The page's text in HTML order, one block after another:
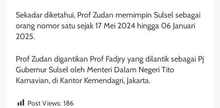
Sekadar diketahui, Prof Zudan memimpin Sulsel sebagai
orang nomor satu sejak 17 Mei 2024 hingga 06 Januari
2025.
Prof Zudan digantikan Prof Fadjry yang dilantik sebagai Pj
Gubernur Sulsel oleh Menteri Dalam Negeri Tito
Karnavian, di Kantor Kemendagri, Jakarta.
Post Views: 186